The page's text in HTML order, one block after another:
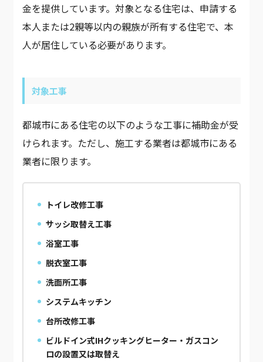
金を提供しています。対象となる住宅は、申請する
本人または2親等以内の親族が所有する住宅で、本
人が居住している必要があります。
対象工事
都城市にある住宅の以下のような工事に補助金が受
けられます。ただし、施工する業者は都城市にある
業者に限ります。
トイレ改修工事
サッシ取替え工事
浴室工事
脱衣室工事
洗面所工事
システムキッチン
台所改修工事
ビルドイン式IHクッキングヒーター・ガスコン
ロの設置又は取替え